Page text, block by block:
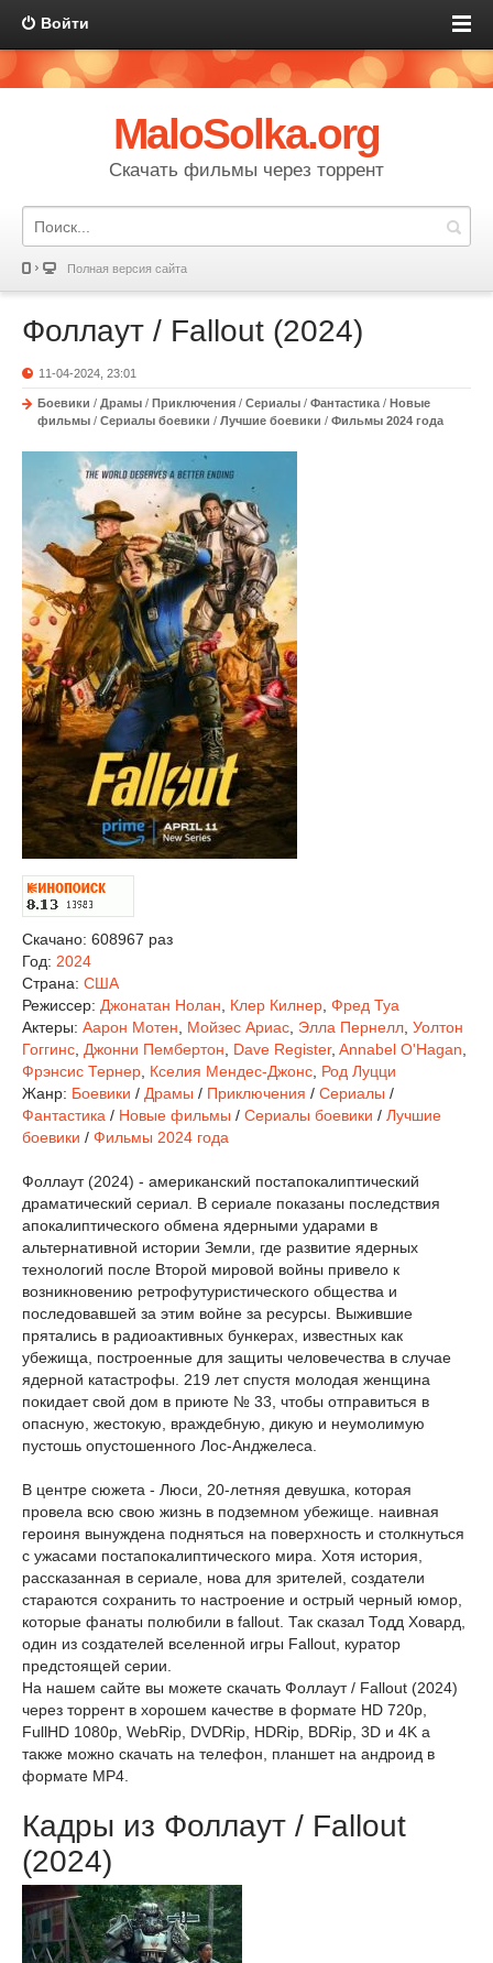
Войти
MaloSolka.org
Скачать фильмы через торрент
Полная версия сайта
Фоллаут / Fallout (2024)
11-04-2024, 23:01
Боевики / Драмы / Приключения / Сериалы / Фантастика / Новые
фильмы / Сериалы боевики / Лучшие боевики / Фильмы 2024 года
Скачано: 608967 раз
Год: 2024
Страна: США
Режиссер: Джонатан Нолан Клер Килнер Фред Туа
Актеры: Аарон Мотен Мойзес Ариас Элла Пернелл Уолтон
Гоггинс Джонни Пембертон Dave Register, Annabel O'Hagan
Фрэнсис Тернер Кселия Мендес-Джонс Род Луцци
Жанр: Боевики / Драмы / Приключения / Сериалы /
Фантастика / Новые фильмы / Сериалы боевики / Лучшие
боевики / Фильмы 2024 года
Фоллаут (2024) - американский постапокалиптический
драматический сериал. В сериале показаны последствия
апокалиптического обмена ядерными ударами в
альтернативной истории Земли, где развитие ядерных
технологий после Второй мировой войны привело к
возникновению ретрофутуристического общества и
последовавшей за этим войне за ресурсы. Выжившие
прятались в радиоактивных бункерах, известных как
убежища, построенные для защиты человечества в случае
ядерной катастрофы. 219 лет спустя молодая женщина
покидает свой дом в приюте № 33, чтобы отправиться в
опасную, жестокую, враждебную, дикую и неумолимую
пустошь опустошенного Лос-Анджелеса.
В центре сюжета - Люси, 20-летняя девушка, которая
провела всю свою жизнь в подземном убежище. наивная
героиня вынуждена подняться на поверхность и столкнуться
с ужасами постапокалиптического мира. Хотя история,
рассказанная в сериале, нова для зрителей, создатели
стараются сохранить то настроение и острый черный юмор,
которые фанаты полюбили в fallout. Так сказал Тодд Ховард,
один из создателей вселенной игры Fallout, куратор
предстоящей серии.
На нашем сайте вы можете скачать Фоллаут / Fallout (2024)
через торрент в хорошем качестве в формате HD 720p,
FullHD 1080p, WebRip, DVDRip, HDRip, BDRip, 3D и 4K а
также можно скачать на телефон, планшет на андроид в
формате MP4.
Кадры из Фоллаут / Fallout
(2024)